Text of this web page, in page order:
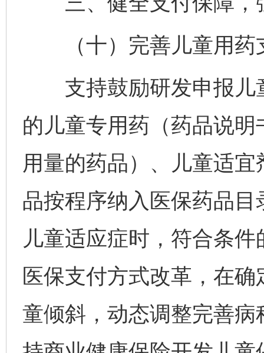
（十）完善儿童用药
支持鼓励研发申报儿
的儿童专用药（药品说
用量的药品）、儿童适
品按程序纳入医保药品
儿童适应症时，符合条
医保支付方式改革，在
童倾斜，动态调整完善